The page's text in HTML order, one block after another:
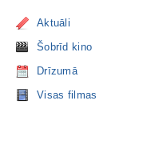
Aktuāli
Šobrīd kino
Drīzumā
Visas filmas